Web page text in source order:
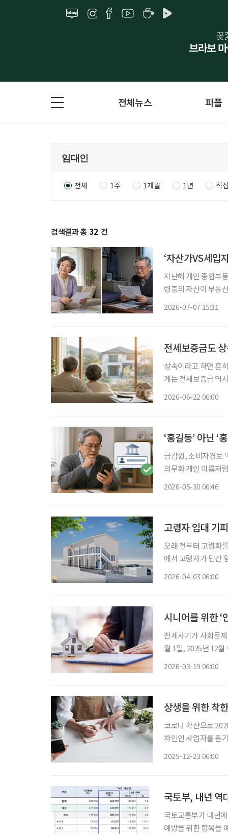
전체뉴스 피플
전체 1주 1개월 1년 직
검색결과 총 32 건
‘자산가VS세입
지난해 개인 종합부
령층의 자산이 부동
2026-07-07 15:31
전세보증금도
상속이라고 하면 흔
게는 전세보증금 역
2026-06-22 06:00
‘홍길동’ 아닌 ‘
금감원, 소비자경보
의무화 개인 이름처럼 보이는 계좌가 사실은 단체 계좌일 수 있어 금융소비자의 주의가 요구
2026-05-30 06:46
고령자 임대 기
오래 전부터 고령화
에서 고령자가 민간
2026-04-03 06:00
시니어를 위한 ‘
전세사기가 사회문
월 1일, 2025년 12
2026-03-19 06:00
상생을 위한 착
코로나 확산으로
차인인 사업자를 돕
2025-12-23 06:00
국토부, 내년 역
국토교통부가 내년
예방을 위한 항목을 예산에 반영했다. 2일 국토부